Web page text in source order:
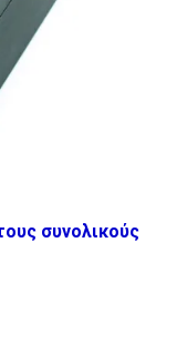
συνολικούς